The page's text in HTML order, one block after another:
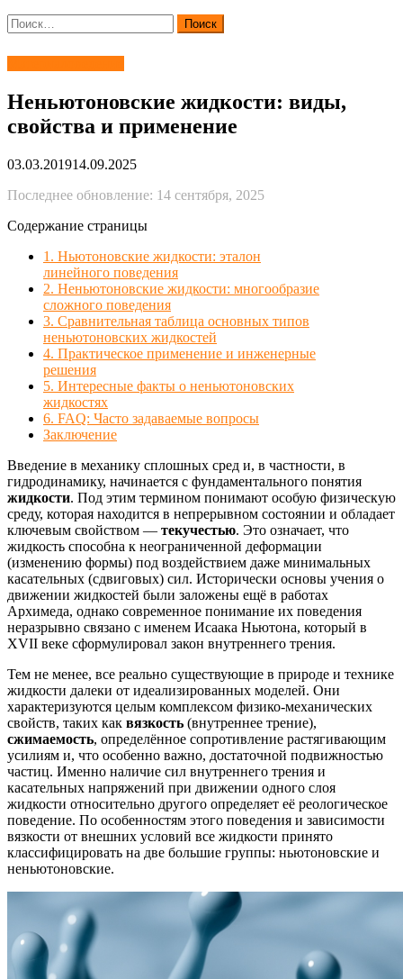
Найти:
Неньютоновские жидкости: виды,
свойства и применение
03.03.201914.09.2025
Последнее обновление: 14 сентября, 2025
Содержание страницы
1. Ньютоновские жидкости: эталон
линейного поведения
2. Неньютоновские жидкости: многообразие
сложного поведения
3. Сравнительная таблица основных типов
неньютоновских жидкостей
4. Практическое применение и инженерные
решения
5. Интересные факты о неньютоновских
жидкостях
6. FAQ: Часто задаваемые вопросы
Заключение
Введение в механику сплошных сред и, в частности, в
гидродинамику, начинается с фундаментального понятия
жидкости. Под этим термином понимают особую физическую
среду, которая находится в непрерывном состоянии и обладает
ключевым свойством — текучестью. Это означает, что
жидкость способна к неограниченной деформации
(изменению формы) под воздействием даже минимальных
касательных (сдвиговых) сил. Исторически основы учения о
движении жидкостей были заложены ещё в работах
Архимеда, однако современное понимание их поведения
неразрывно связано с именем Исаака Ньютона, который в
XVII веке сформулировал закон внутреннего трения.
Тем не менее, все реально существующие в природе и технике
жидкости далеки от идеализированных моделей. Они
характеризуются целым комплексом физико-механических
свойств, таких как вязкость (внутреннее трение),
сжимаемость, определённое сопротивление растягивающим
усилиям и, что особенно важно, достаточной подвижностью
частиц. Именно наличие сил внутреннего трения и
касательных напряжений при движении одного слоя
жидкости относительно другого определяет её реологическое
поведение. По особенностям этого поведения и зависимости
вязкости от внешних условий все жидкости принято
классифицировать на две большие группы: ньютоновские и
неньютоновские.